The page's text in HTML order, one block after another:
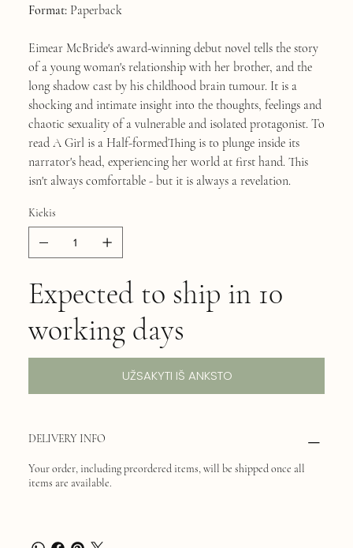
Format:Paperback
Eimear McBride's award-winning debut novel tells the story
of a young woman's relationship with her brother, and the
long shadow cast by his childhood brain tumour. It is a
shocking and intimate insight into the thoughts, feelings and
chaotic sexuality of a vulnerable and isolated protagonist. To
read A Girl is a Half-formedThing is to plunge inside its
narrator's head, experiencing her world at first hand. This
isn't always comfortable - but it is always a revelation.
Kiekis
Expected to ship in 10
working days
UŽSAKYTI IŠ ANKSTO
DELIVERY INFO
Your order, including preordered items, will be shipped once all
items are available.